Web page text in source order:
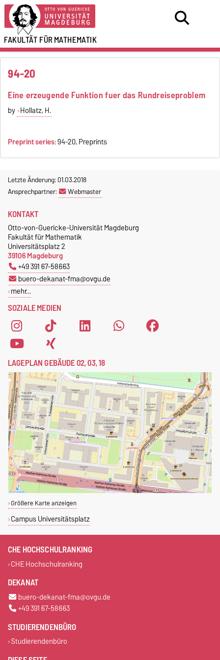
FAKULTÄT FÜRMATHEMATIK
94-20
Eine erzeugende Funktion fuer das Rundreiseproblem
by Hollatz, H.
Preprint series:94-20, Preprints
Letzte Änderung: 01.03.2018
Ansprechpartner:
Webmaster
SOZIALE MEDIEN
KONTAKT
Otto-von-Guericke-Universität Magdeburg
Fakultät für Mathematik
Universitätsplatz 2
39106 Magdeburg
+49 391 67-58663
buero-dekanat-fma@ovgu.de
mehr…
LAGEPLAN GEBÄUDE 02, 03, 18
Größere Karte anzeigen
Campus Universitätsplatz
CHE HOCHSCHULRANKING
CHE Hochschulranking
DEKANAT
buero-dekanat-fma@ovgu.de
+49 391 67-58663
STUDIERENDENBÜRO
Studierendenbüro